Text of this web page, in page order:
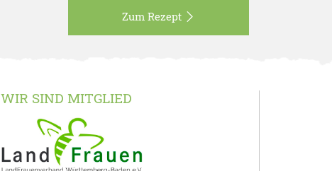
Zum Rezept
WIR SIND MITGLIED